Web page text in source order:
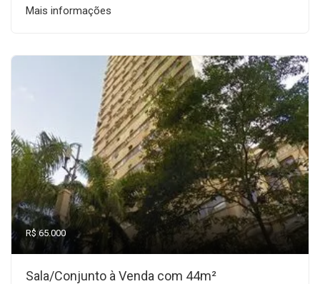
Mais informações
R$ 65.000
Sala/Conjunto à Venda com 44m²